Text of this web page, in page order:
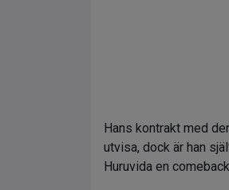
Hans kontrakt med
utvisa, dock är han
Huruvida en